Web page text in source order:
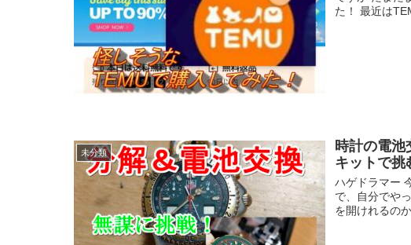
た！ 最近は
未分類
時計の電
キットで挑
ハゲドラマー
で、自分でや
を開けれるの